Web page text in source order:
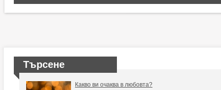
Търсене
Какво ви очаква в любовта?